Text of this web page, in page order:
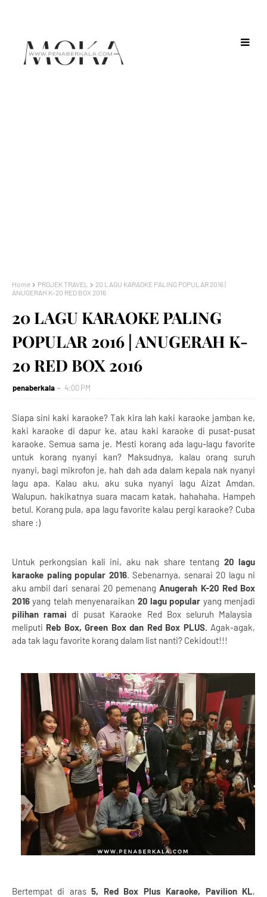
Home PROJEK TRAVEL
20 LAGU KARAOKE PALING POPULAR 2016 |
ANUGERAH K-20 RED BOX 2016
20 LAGU KARAOKE PALING
POPULAR 2016 | ANUGERAH K-
20 RED BOX 2016
penaberkala 4:00 PM
Siapa sini kaki karaoke? Tak kira lah kaki karaoke jamban ke,
kaki karaoke di dapur ke, atau kaki karaoke di pusat-pusat
karaoke. Semua sama je. Mesti korang ada lagu-lagu favorite
untuk korang nyanyi kan? Maksudnya, kalau orang suruh
nyanyi, bagi mikrofon je, hah dah ada dalam kepala nak nyanyi
lagu apa. Kalau aku, aku suka nyanyi lagu Aizat Amdan.
Walupun, hakikatnya suara macam katak, hahahaha. Hampeh
betul. Korang pula, apa lagu favorite kalau pergi karaoke? Cuba
share :)
Untuk perkongsian kali ini, aku nak share tentang 20 lagu
karaoke paling popular 2016. Sebenarnya, senarai 20 lagu ni
aku ambil dari senarai 20 pemenangAnugerah K-20 Red Box
2016 yang telah menyenaraikan 20 lagu popular yang menjadi
pilihan ramai di pusat Karaoke Red Box seluruh Malaysia
meliputi Reb Box, Green Box dan Red Box PLUS. Agak-agak,
ada tak lagu favorite korang dalam list nanti? Cekidout!!!
Bertempat di aras5, Red Box Plus Karaoke, Pavilion KL,